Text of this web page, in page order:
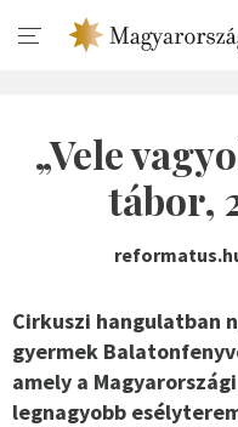
„Vele
tábor,
Cirkuszi hangulatban
gyermek
amely a
legnagyobb